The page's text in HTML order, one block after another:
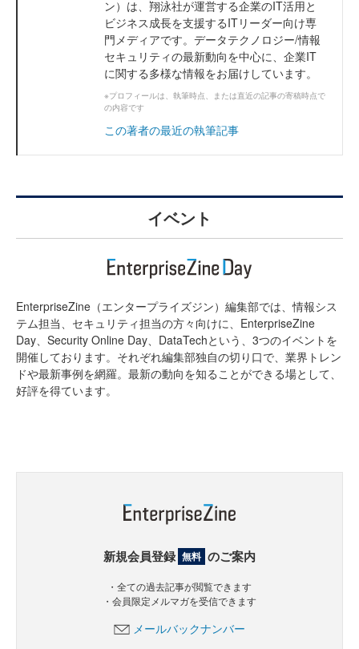
ン）は、翔泳社が運営する企業のIT活用と
ビジネス成長を支援するITリーダー向け専
門メディアです。データテクノロジー/情報
セキュリティの最新動向を中心に、企業IT
に関する多様な情報をお届けしています。
※プロフィールは、執筆時点、または直近の記事の寄稿時点で
の内容です
この著者の最近の執筆記事
イベント
EnterpriseZine（エンタープライズジン）編集部では、情報シス
テム担当、セキュリティ担当の方々向けに、EnterpriseZine
Day、Security Online Day、DataTechという、3つのイベントを
開催しております。それぞれ編集部独自の切り口で、業界トレン
ドや最新事例を網羅。最新の動向を知ることができる場として、
好評を得ています。
新規会員登録 無料 のご案内
・全ての過去記事が閲覧できます
・会員限定メルマガを受信できます
メールバックナンバー